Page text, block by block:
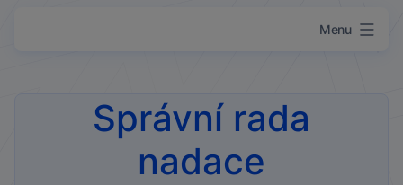
Menu
Správní rada
nadace